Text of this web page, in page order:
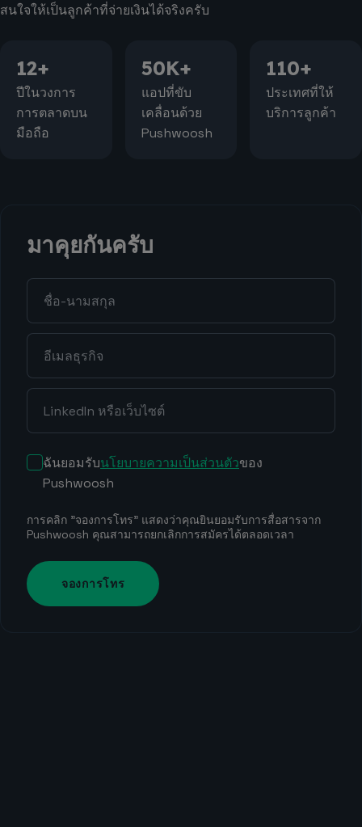
สนใจให้เป็นลูกค้าที่จ่ายเงินได้จริงครับ
12+
ปีในวงการ
การตลาดบน
มือถือ
50K+
แอปที่ขับ
เคลื่อนด้วย
Pushwoosh
110+
ประเทศที่ให้
บริการลูกค้า
มาคุยกันครับ
ฉันยอมรับนโยบายความเป็นส่วนตัวของ
Pushwoosh
การคลิก "จองการโทร" แสดงว่าคุณยินยอมรับการสื่อสารจาก
Pushwoosh คุณสามารถยกเลิกการสมัครได้ตลอดเวลา
จองการโทร